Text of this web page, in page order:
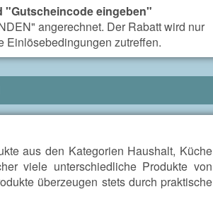
"Gutscheincode eingeben"
angerechnet. Der Rabatt wird nur
Einlösebedingungen zutreffen.
aus den Kategorien Haushalt, Küche
viele unterschiedliche Produkte von
überzeugen stets durch praktische